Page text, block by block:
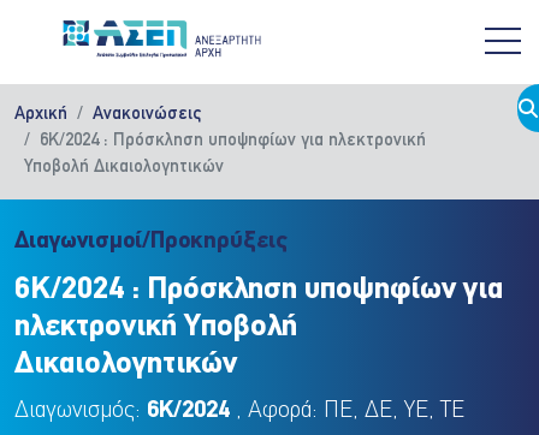
Αρχική
Ανακοινώσεις
6Κ/2024 : Πρόσκληση υποψηφίων για ηλεκτρονική
Υποβολή Δικαιολογητικών
Διαγωνισμοί/Προκηρύξεις
6Κ/2024 : Πρόσκληση υποψηφίων για
ηλεκτρονική Υποβολή
Δικαιολογητικών
Διαγωνισμός: 6Κ/2024 , Αφορά: ΠΕ, ΔΕ, ΥΕ, ΤΕ